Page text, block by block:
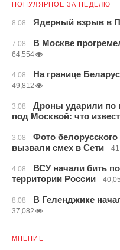
ПОПУЛЯРНОЕ ЗА НЕДЕЛЮ
8.08 Ядерный взрыв в
7.08 В Москве
64,554
4.08 На границе
49,812
3.08
Дроны ударили по
под Москвой: что
3.08
Фото
вызвали смех в Сети
4.08
ВСУ начали бить
территории России
8.08 В Геленджике
37,082
МНЕНИЕ